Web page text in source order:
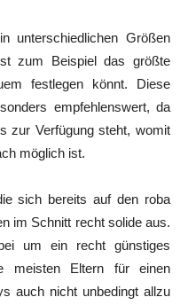
unterschiedlichen Größen
zum Beispiel das größte
festlegen könnt. Diese
empfehlenswert, da
zur Verfügung steht, womit
möglich ist.
sich bereits auf den roba
im Schnitt recht solide aus.
um ein recht günstiges
meisten Eltern für einen
auch nicht unbedingt allzu